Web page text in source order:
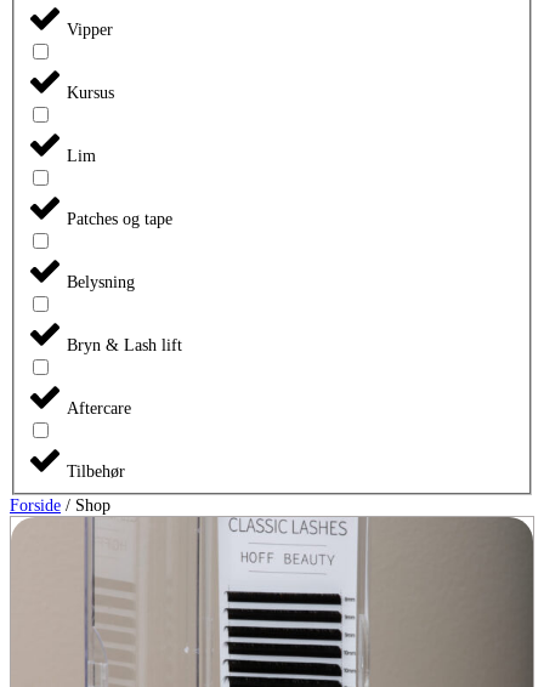
Vipper
Kursus
Lim
Patches og tape
Belysning
Bryn & Lash lift
Aftercare
Tilbehør
Forside / Shop